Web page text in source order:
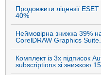
Продовжити ліцензії ESET на пільгових умовах зі знижкою
40%
Неймовірна знижка 39% на придбання річної підписки
CorelDRAW Graphics Suite.
Комплект із 3х підписок AutoCAD 3-PACK AutoCAD
subscriptions зі знижкою